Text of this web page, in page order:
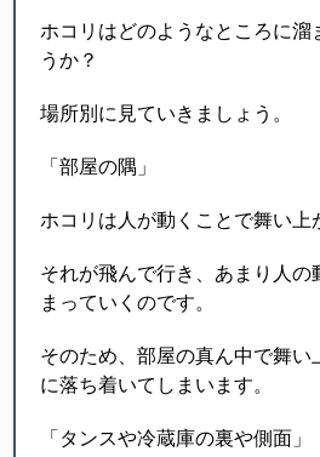
ホコリはどのようなところに溜
うか？
場所別に見ていきましょう。
「部屋の隅」
ホコリは人が動くことで舞い上
それが飛んで行き、あまり人の
まっていくのです。
そのため、部屋の真ん中で舞い
に落ち着いてしまいます。
「タンスや冷蔵庫の裏や側面」